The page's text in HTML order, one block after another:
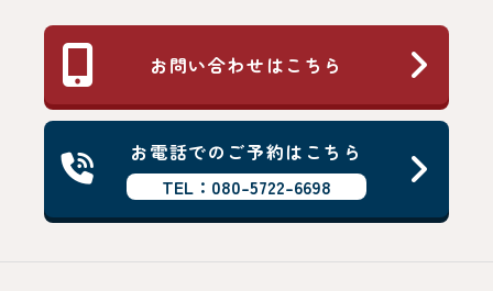
お問い合わせはこちら
お電話でのご予約はこちら
TEL：080-5722-6698